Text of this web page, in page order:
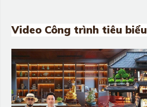
Video Công trình tiêu biểu